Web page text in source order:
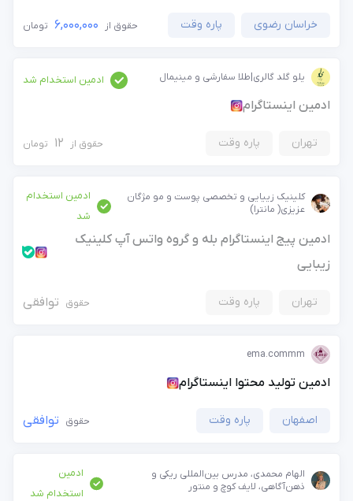
خراسان رضوی پاره وقت حقوق از 6,000,000 تومان
یلو گلد گالری|طلا سفارشی و مینیمال ادمین استخدام شد
ادمین اینستاگرام
تهران پاره وقت حقوق از 12 تومان
کلینیک زییایی و تخصصی پوست و مو مژگان
عزیزی( مانترا)
ادمین استخدام
شد
ادمین پیج اینستاگرام بله و گروه واتس آپ کلینیک
زیبایی
تهران پاره وقت حقوق توافقی
ema.commm
ادمین تولید محتوا اینستاگرام
اصفهان پاره وقت حقوق توافقی
الهام محمدی، مدرس بین‌المللی ریکی و
ذهن‌آگاهی، لایف کوچ و منتور
ادمین
استخدام شد